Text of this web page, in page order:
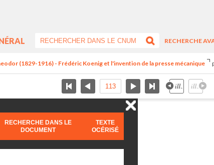
RECHERCHE
(1829-1916) - Frédéric Koenig et l'invention de la presse mécanique
RECHERCHE DANS LE
DOCUMENT
TEXTE
OCÉRISÉ